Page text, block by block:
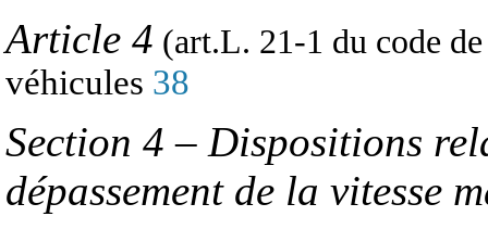
Article 4 (art.L. 21-1 du code
véhicules 38
Section 4 – Dispositions
dépassement de la vitesse